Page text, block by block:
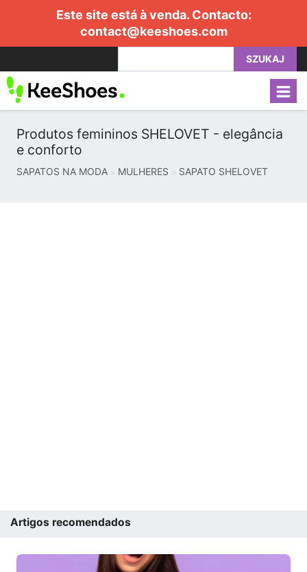
Este site está à venda. Contacto:
contact@keeshoes.com
SZUKAJ
Produtos femininos SHELOVET - elegância
e conforto
SAPATOS NA MODA MULHERES SAPATO SHELOVET
Artigos recomendados